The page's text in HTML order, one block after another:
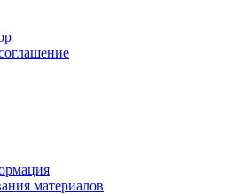
материалов